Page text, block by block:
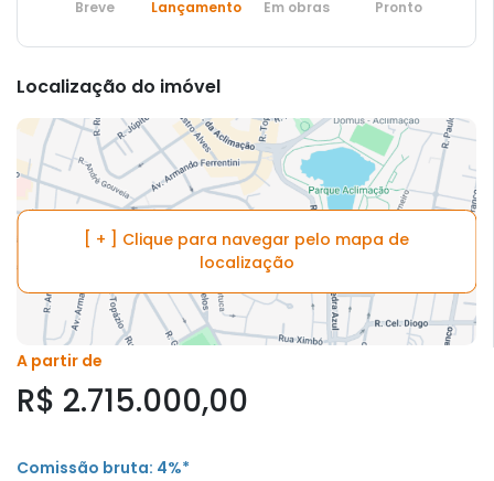
Breve Lançamento Em obras Pronto
Localização do imóvel
[ + ] Clique para navegar pelo mapa de
localização
A partir de
R$ 2.715.000,00
Comissão bruta: 4%*